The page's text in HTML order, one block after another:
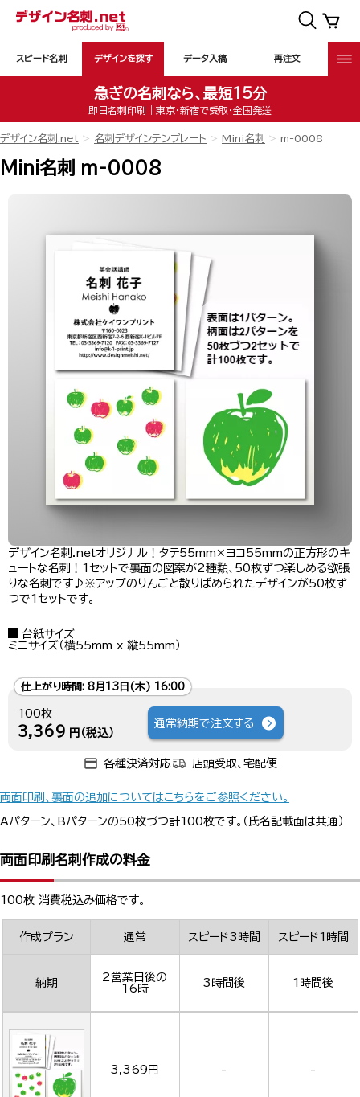
スピード名刺 デザインを探す データ入稿 再注文
急ぎの名刺なら、最短15分
即日名刺印刷｜東京・新宿で受取・全国発送
デザイン名刺.net 名刺デザインテンプレート Mini名刺 m-0008
Mini名刺 m-0008
デザイン名刺.netオリジナル！タテ55mm×ヨコ55mmの正方形のキ
ュートな名刺！1セットで裏面の図案が2種類、50枚ずつ楽しめる欲張
りな名刺です♪※アップのりんごと散りばめられたデザインが50枚ず
つで1セットです。
台紙サイズ
ミニサイズ（横55mm x 縦55mm）
仕上がり時間: 8月13日(木) 16:00
100枚
3,369 円（税込）
通常納期で注文する
各種決済対応 店頭受取、宅配便
両面印刷、裏面の追加についてはこちらをご参照ください。
Aパターン、Bパターンの50枚づつ計100枚です。（氏名記載面は共通）
両面印刷名刺作成の料金
100枚 消費税込み価格です。
作成プラン 通常 スピード3時間 スピード1時間
納期
2営業日後の
16時
3時間後 1時間後
3,369円 - -